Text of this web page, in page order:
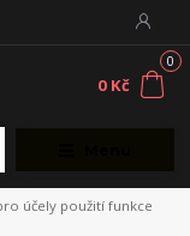
0
0 Kč
účely použití funkce